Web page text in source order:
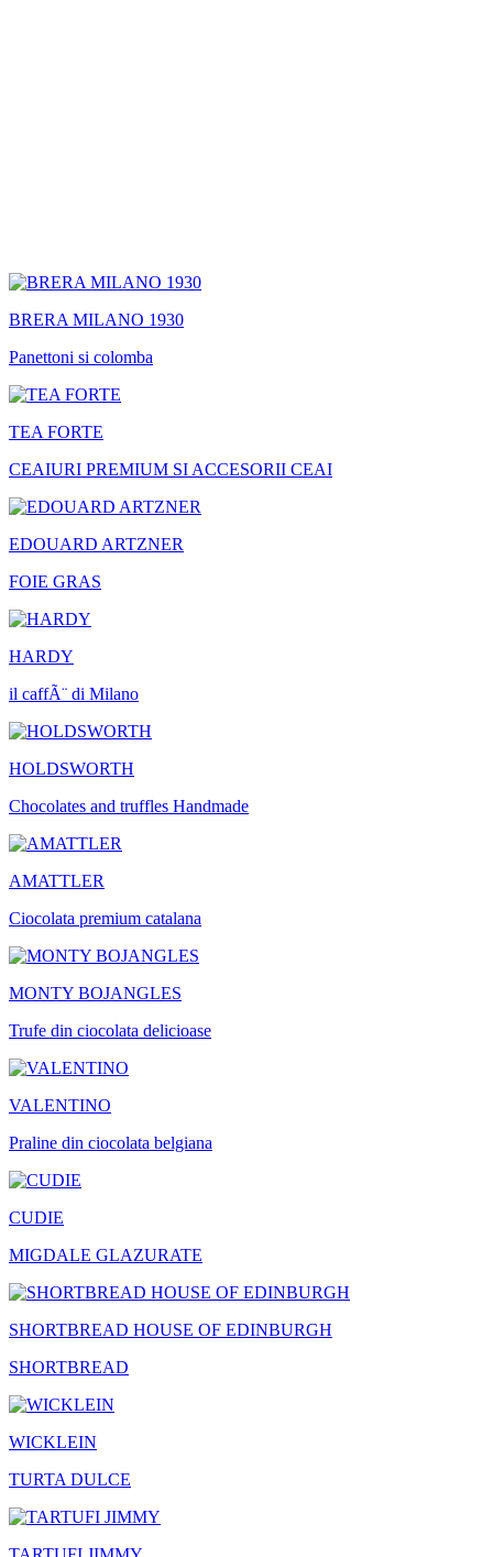
BRERA MILANO 1930
Panettoni si colomba
TEA FORTE
CEAIURI PREMIUM SI ACCESORII CEAI
EDOUARD ARTZNER
FOIE GRAS
HARDY
il caffÃ¨ di Milano
HOLDSWORTH
Chocolates and truffles Handmade
AMATTLER
Ciocolata premium catalana
MONTY BOJANGLES
Trufe din ciocolata delicioase
VALENTINO
Praline din ciocolata belgiana
CUDIE
MIGDALE GLAZURATE
SHORTBREAD HOUSE OF EDINBURGH
SHORTBREAD
WICKLEIN
TURTA DULCE